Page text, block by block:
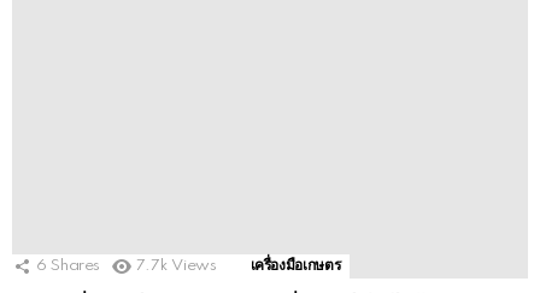
6 Shares 7.7k Views เครื่องมือเกษตร